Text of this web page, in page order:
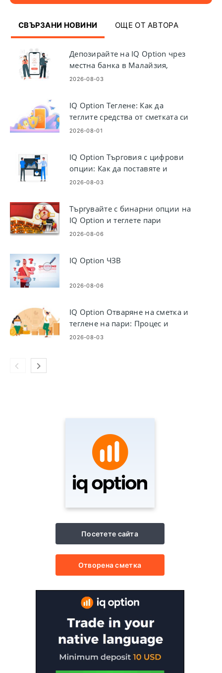
СВЪРЗАНИ НОВИНИ ОЩЕ ОТ АВТОРА
Депозирайте на IQ Option чрез
местна банка в Малайзия,
Тайланд и Лаос
2026-08-03
IQ Option Теглене: Как да
теглите средства от сметката си
2026-08-01
IQ Option Търговия с цифрови
опции: Как да поставяте и
управлявате сделки
2026-08-03
Търгувайте с бинарни опции на
IQ Option и теглете пари
2026-08-06
IQ Option ЧЗВ
2026-08-06
IQ Option Отваряне на сметка и
теглене на пари: Процес и
изисквания
2026-08-03
Посетете сайта
Отворена сметка